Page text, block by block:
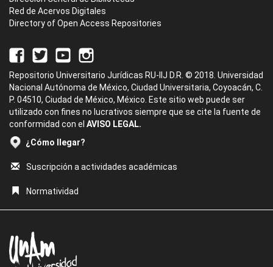
Red de Acervos Digitales
Directory of Open Access Repositories
Repositorio Universitario Jurídicas RU-IIJ D.R. © 2018. Universidad
Nacional Autónoma de México, Ciudad Universitaria, Coyoacán, C.
P. 04510, Ciudad de México, México. Este sitio web puede ser
utilizado con fines no lucrativos siempre que se cite la fuente de
conformidad con el AVISO LEGAL.
¿Cómo llegar?
Suscripción a actividades académicas
Normatividad